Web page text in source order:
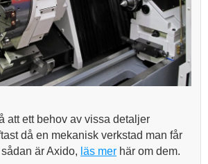
att ett behov av vissa detaljer
då en mekanisk verkstad man får
är Axido, läs mer här om dem.